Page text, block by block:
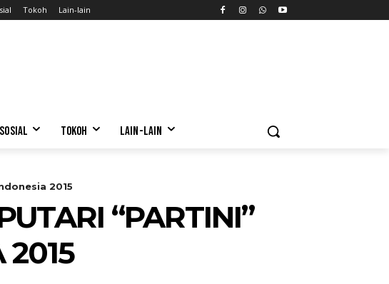
Tokoh Lain-lain
SOSIAL TOKOH LAIN-LAIN
2015
“PARTINI”
2015